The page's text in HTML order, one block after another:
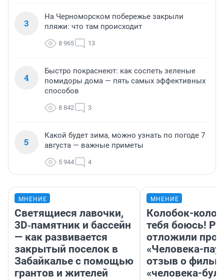
3
На Черноморском побережье закрыли
пляжи: что там происходит
8 965 13
4
Быстро покраснеют: как соспеть зеленые
помидоры дома — пять самых эффективных
способов
8 842 3
5
Какой будет зима, можно узнать по погоде 7
августа — важные приметы
5 944 4
МНЕНИЕ
Светящиеся лавочки,
3D‑памятник и бассейн
— как развивается
закрытый поселок в
Забайкалье с помощью
грантов и жителей
МНЕНИЕ
Колобок-
тебя боюсь!
отложили
«Человека-
отзыв о
«человека-